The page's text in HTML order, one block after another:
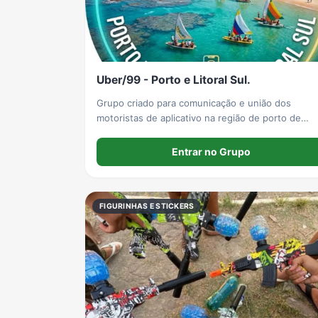
Grupos de LoL no WhatsApp Grupos de Otakus no WhatsApp Grupos de WhatsApp Visualização de Status
Divulgação
Grupos de WhatsApp de Webnamoro
Uber/99 - Porto e Litoral Sul.
Grupo criado para comunicação e união dos
motoristas de aplicativo na região de porto de
Entrar no Grupo
FIGURINHAS E STICKERS